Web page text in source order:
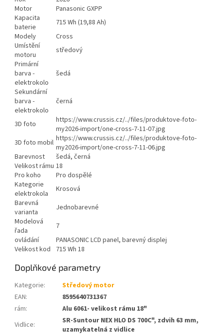
Motor
Panasonic GXPP
Kapacita
baterie
715 Wh (19,88 Ah)
Modely
Cross
Umístění
motoru
středový
Primární
barva -
elektrokolo
šedá
Sekundární
barva -
elektrokolo
černá
3D foto
https://www.crussis.cz/../files/produktove-foto-
my2026-import/one-cross-7-11-07.jpg
3D foto mobil https://www.crussis.cz/../files/produktove-foto-
my2026-import/one-cross-7-11-06.jpg
Barevnost
šedá, černá
Velikost rámu 18
Pro koho
Pro dospělé
Kategorie
elektrokola
Krosová
Barevná
varianta
Jednobarevné
Modelová
řada
7
ovládání
PANASONIC LCD panel, barevný displej
Velikost kod
715 Wh 18
Doplňkové parametry
Kategorie:
Středový motor
EAN:
8595640731367
rám:
Alu 6061- velikost rámu 18"
Vidlice:
SR-Suntour NEX HLO DS 700C", zdvih 63 mm,
uzamykatelná z vidlice